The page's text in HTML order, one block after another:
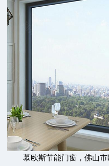
慕欧斯节能门窗 ，佛山